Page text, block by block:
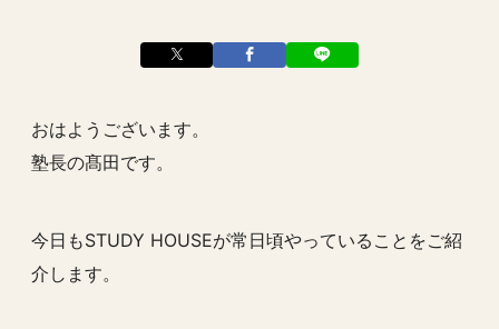
おはようございます。
塾長の髙田です。
今日もSTUDY HOUSEが常日頃やっていることをご紹
介します。